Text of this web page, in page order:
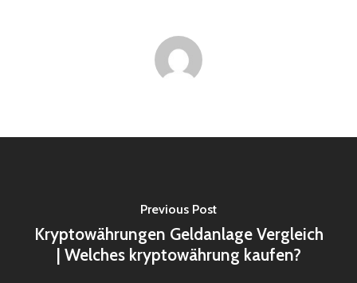
Previous Post
Kryptowährungen Geldanlage Vergleich
| Welches kryptowährung kaufen?